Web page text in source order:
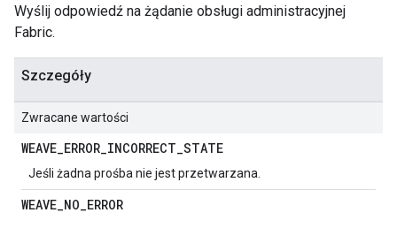
Wyślij odpowiedź na żądanie obsługi administracyjnej
Fabric.
Szczegóły
Zwracane wartości
WEAVE_ERROR_INCORRECT_STATE
Jeśli żadna prośba nie jest przetwarzana.
WEAVE_NO_ERROR